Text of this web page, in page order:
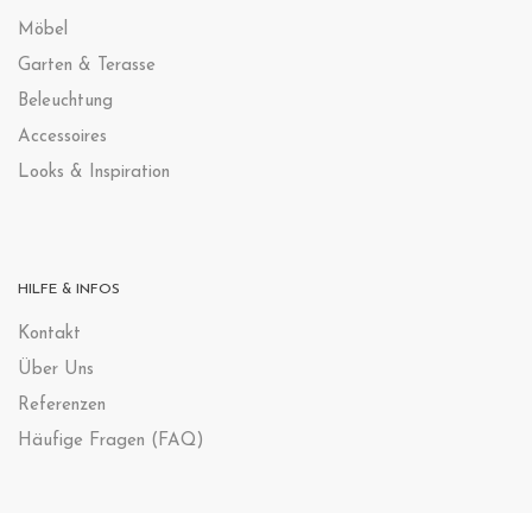
Möbel
Garten & Terasse
Beleuchtung
Accessoires
Looks & Inspiration
HILFE & INFOS
Kontakt
Über Uns
Referenzen
Häufige Fragen (FAQ)